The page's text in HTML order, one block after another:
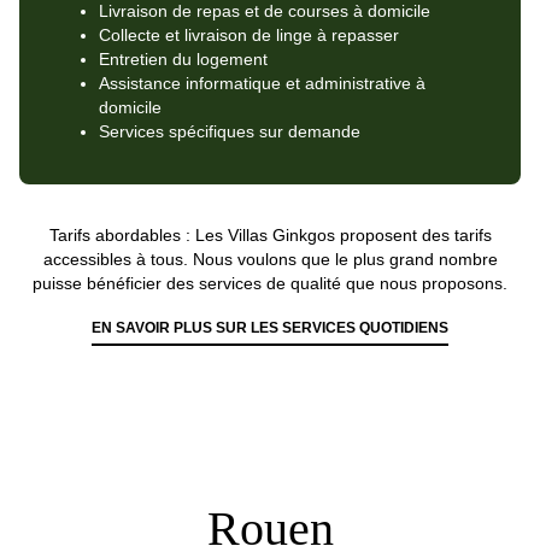
Livraison de repas et de courses à domicile
Collecte et livraison de linge à repasser
Entretien du logement
Assistance informatique et administrative à
domicile
Services spécifiques sur demande
Tarifs abordables : Les Villas Ginkgos proposent des tarifs
accessibles à tous. Nous voulons que le plus grand nombre
puisse bénéficier des services de qualité que nous proposons.
EN SAVOIR PLUS SUR LES SERVICES QUOTIDIENS
Rouen